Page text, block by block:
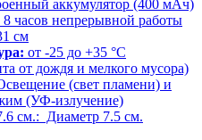
аккумулятор (400 мАч)
часов непрерывной работы
см
от -25 до +35 °C
от дождя и мелкого мусора)
(свет пламени) и
(УФ-излучение)
см.: Диаметр 7.5 см.